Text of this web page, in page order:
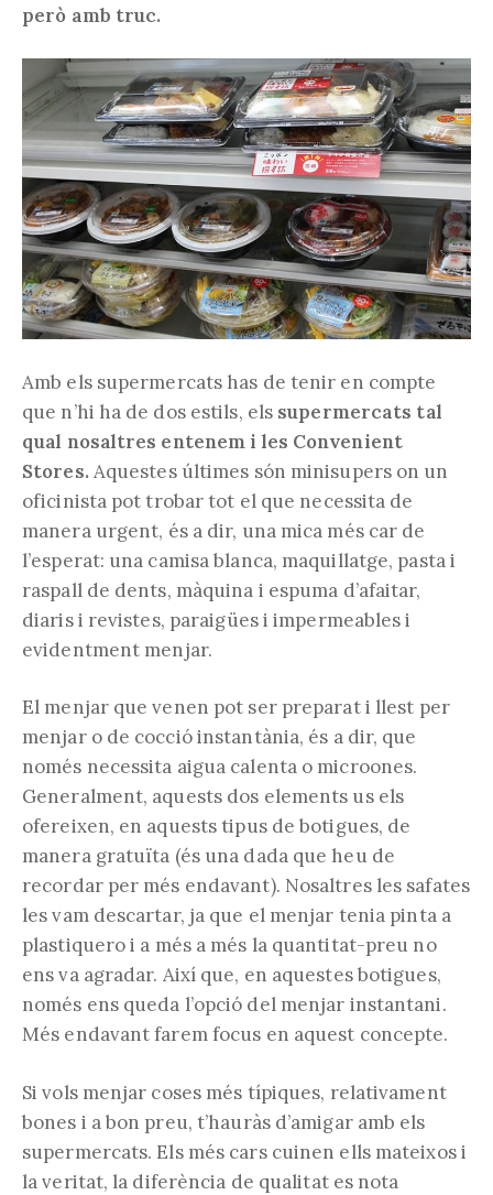
però amb truc.
Amb els supermercats has de tenir en compte
que n’hi ha de dos estils, els supermercats tal
qual nosaltres entenem i les Convenient
Stores.Aquestes últimes són minisupers on un
oficinista pot trobar tot el que necessita de
manera urgent, és a dir, una mica més car de
l’esperat: una camisa blanca, maquillatge, pasta i
raspall de dents, màquina i espuma d’afaitar,
diaris i revistes, paraigües i impermeables i
evidentment menjar.
El menjar que venen pot ser preparat i llest per
menjar o de cocció instantània, és a dir, que
només necessita aigua calenta o microones.
Generalment, aquests dos elements us els
ofereixen, en aquests tipus de botigues, de
manera gratuïta (és una dada que heu de
recordar per més endavant). Nosaltres les safates
les vam descartar, ja que el menjar tenia pinta a
plastiquero i a més a més la quantitat-preu no
ens va agradar. Així que, en aquestes botigues,
només ens queda l’opció del menjar instantani.
Més endavant farem focus en aquest concepte.
Si vols menjar coses més típiques, relativament
bones i a bon preu, t’hauràs d’amigar amb els
supermercats. Els més cars cuinen ells mateixos i
la veritat, la diferència de qualitat es nota